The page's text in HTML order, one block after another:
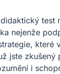
test
nejenže
jste
i